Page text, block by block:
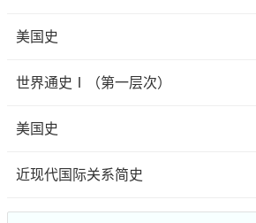
美国史
世界通史Ⅰ（第一层次）
美国史
近现代国际关系简史